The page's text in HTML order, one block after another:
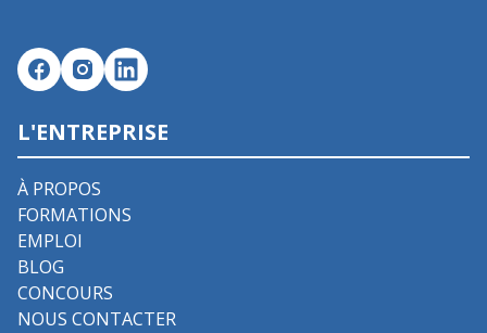
L'ENTREPRISE
À PROPOS
FORMATIONS
EMPLOI
BLOG
CONCOURS
NOUS CONTACTER